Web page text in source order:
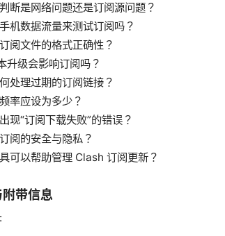
断是网络问题还是订阅源问题？
机数据流量来测试订阅吗？
阅文件的格式正确性？
升级会影响订阅吗？
处理过期的订阅链接？
率应设为多少？
现“订阅下载失败”的错误？
阅的安全与隐私？
可以帮助管理 Clash 订阅更新？
带信息